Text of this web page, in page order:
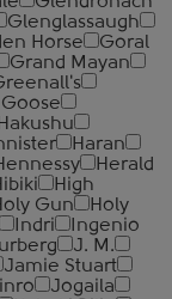
Glenglassaugh
Horse
Goral
Grand Mayan
Hakushu
Haran
Herald
High
Gun
Holy
Indri
Ingenio
J. M.
Jamie Stuart
Jogaila